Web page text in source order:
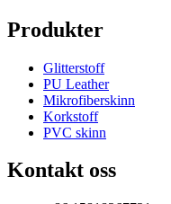
Produkter
Glitterstoff
PU Leather
Mikrofiberskinn
Korkstoff
PVC skinn
Kontakt oss